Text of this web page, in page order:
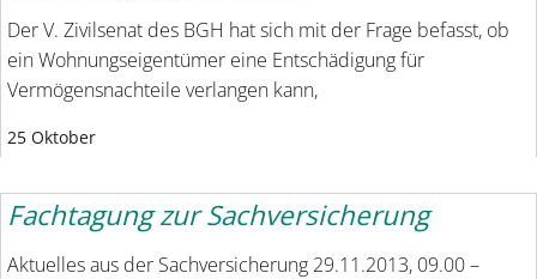
Der V. Zivilsenat des BGH hat sich mit der Frage befasst, ob
ein Wohnungseigentümer eine Entschädigung für
Vermögensnachteile verlangen kann,
25 Oktober
Fachtagung zur Sachversicherung
Aktuelles aus der Sachversicherung 29.11.2013, 09.00 –